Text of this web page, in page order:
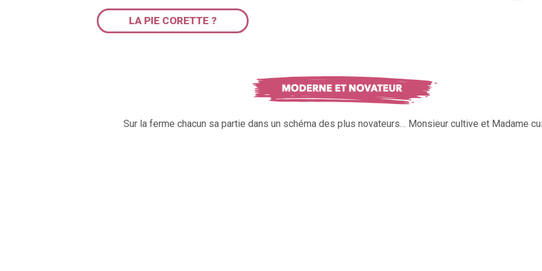
LA PIE CORETTE ?
Sur la ferme chacun sa partie dans un schéma des plus novateurs… Monsieur cultive et Madame